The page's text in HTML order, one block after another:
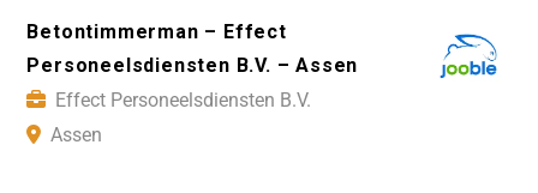
Betontimmerman – Effect
Personeelsdiensten B.V. – Assen
Effect Personeelsdiensten B.V.
Assen